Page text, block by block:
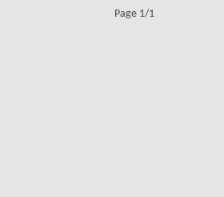
Page 1/1